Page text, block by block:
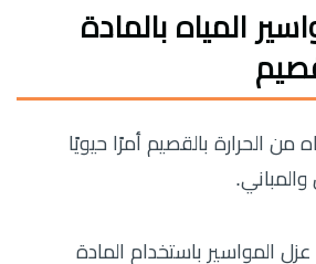
المياه بالمادة
من الحرارة بالقصيم أمرًا حيويًا
المواسير باستخدام المادة